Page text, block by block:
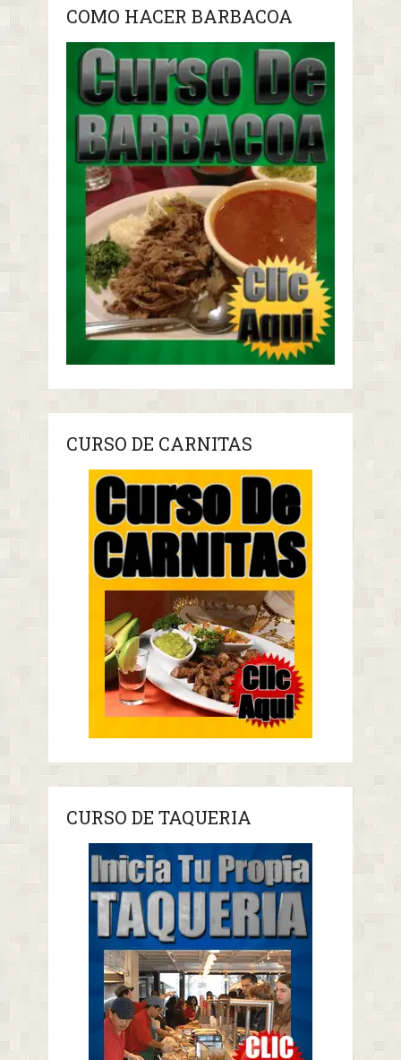
COMO HACER BARBACOA
CURSO DE CARNITAS
CURSO DE TAQUERIA